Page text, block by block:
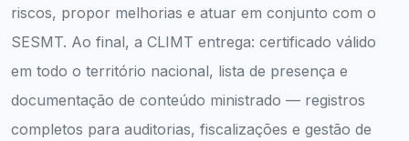
riscos, propor melhorias e atuar em conjunto com o
SESMT. Ao final, a CLIMT entrega: certificado válido
em todo o território nacional, lista de presença e
documentação de conteúdo ministrado — registros
completos para auditorias, fiscalizações e gestão de